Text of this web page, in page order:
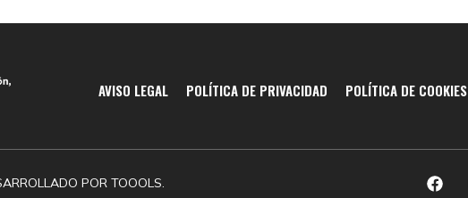
AVISO LEGAL POLÍTICA DE PRIVACIDAD POLÍTICA DE COOKIES
POR TOOOLS.